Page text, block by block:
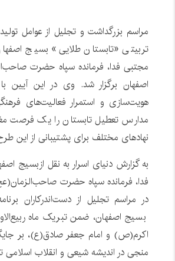
مراسم بزرگداشت و تجلیل از عوامل
تربیتی «تابستان طلایی» بسیج
مجتبی فدا، فرمانده سپاه حضرت
اصفهان برگزار شد. وی در این آیین
هویت‌سازی و استمرار فعالیت‌های
مدارس تعطیل تابستان را یک فرصت
نهادهای مختلف برای پشتیبانی از این
به گزارش دنیای اسرار به نقل ازبسیج
فدا، فرمانده سپاه حضرت
در مراسم تجلیل از دست‌اندرکاران
بسیج اصفهان، ضمن تبریک ماه
اکرم(ص) و امام جعفر صادق(ع)، بر
منجی در اندیشه شیعی و انقلاب اسلامی